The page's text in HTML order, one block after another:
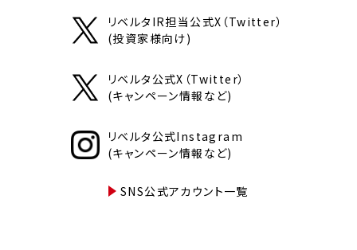
リベルタIR担当公式X（Twitter）
(投資家様向け)
リベルタ公式X（Twitter）
(キャンペーン情報など)
リベルタ公式Instagram
(キャンペーン情報など)
SNS公式アカウント一覧